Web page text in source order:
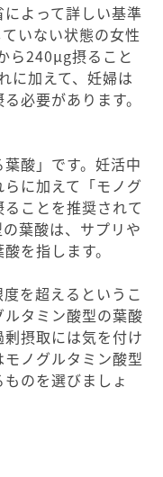
よって詳しい基準
いない状態の女性
ら240μg摂ること
に加えて、妊婦は
必要があります。
酸」です。妊活中
に加えて「モノグ
ことを推奨されて
葉酸は、サプリや
を指します。
を超えるというこ
タミン酸型の葉酸
摂取には気を付け
ノグルタミン酸型
のを選びましょ